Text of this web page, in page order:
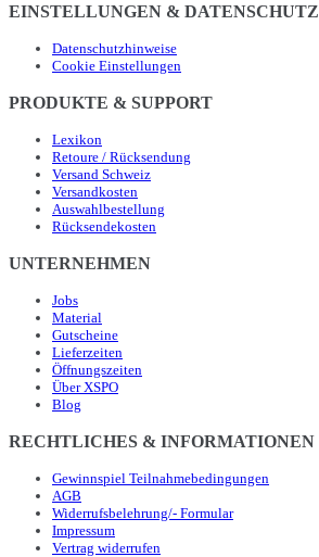
EINSTELLUNGEN & DATENSCHUTZ
Datenschutzhinweise
Cookie Einstellungen
PRODUKTE & SUPPORT
Lexikon
Retoure / Rücksendung
Versand Schweiz
Versandkosten
Auswahlbestellung
Rücksendekosten
UNTERNEHMEN
Jobs
Material
Gutscheine
Lieferzeiten
Öffnungszeiten
Über XSPO
Blog
RECHTLICHES & INFORMATIONEN
Gewinnspiel Teilnahmebedingungen
AGB
Widerrufsbelehrung/- Formular
Impressum
Vertrag widerrufen